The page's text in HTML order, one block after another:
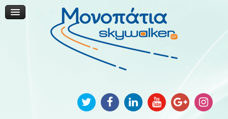
Μονοπάτια Καινοτομίας
Μονοπάτια Τοπικής Ανάπτυξης
Ανακοινώσεις
Φωτογραφίες